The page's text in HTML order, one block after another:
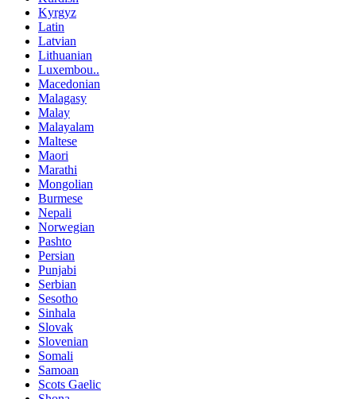
Kyrgyz
Latin
Latvian
Lithuanian
Luxembou..
Macedonian
Malagasy
Malay
Malayalam
Maltese
Maori
Marathi
Mongolian
Burmese
Nepali
Norwegian
Pashto
Persian
Punjabi
Serbian
Sesotho
Sinhala
Slovak
Slovenian
Somali
Samoan
Scots Gaelic